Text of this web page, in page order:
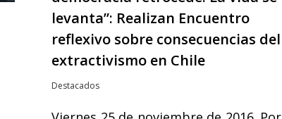
levanta”: Realizan Encuentro
reflexivo sobre consecuencias del
extractivismo en Chile
Destacados